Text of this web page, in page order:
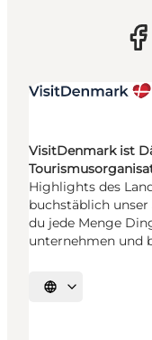
VisitDenmark ist
Highlights des
buchstäblich unser
du jede Menge
unternehmen und
Sprache auswählen